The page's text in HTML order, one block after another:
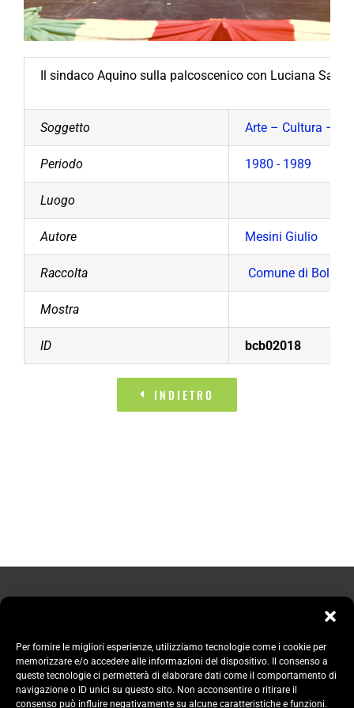
Per fornire le migliori esperienze, utilizziamo tecnologie come i cookie per
memorizzare e/o accedere alle informazioni del dispositivo. Il consenso a
queste tecnologie ci permetterà di elaborare dati come il comportamento di
navigazione o ID unici su questo sito. Non acconsentire o ritirare il
consenso può influire negativamente su alcune caratteristiche e funzioni.
Il sindaco Aquino sulla palcoscenico con Luciana
Soggetto Arte – Cultura –
Periodo 1980 - 1989
Luogo
Autore Mesini Giulio
Raccolta Comune di Bollate
Mostra
ID bcb02018
INDIETRO